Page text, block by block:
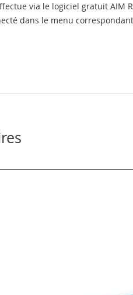
via le logiciel gratuit AIM
dans le menu